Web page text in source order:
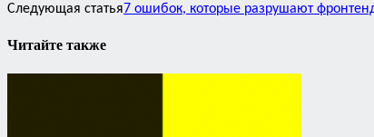
Следующая статья7 ошибок, которые разрушают
Читайте также